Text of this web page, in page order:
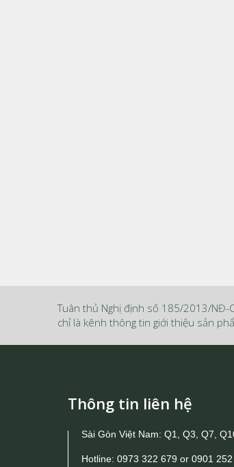
Tuân thủ Nghị định số 185/2013/NĐ-
chỉ là kênh thông tin giới thiệu sản
Thông tin liên hệ
Sài Gòn Việt Nam: Q1, Q3, Q7,
Hotline: 0973 322 679 or 0901